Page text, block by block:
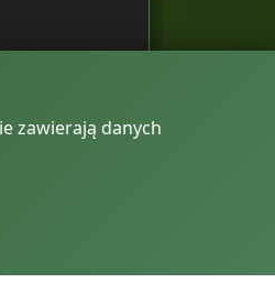
zawierają danych